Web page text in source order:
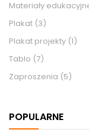
Materiały
Plakat (3)
Plakat projekty (1)
Tablo (7)
Zaproszenia (5)
POPULARNE